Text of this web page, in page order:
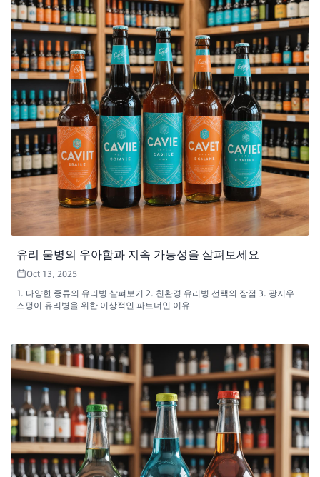
유리 물병의 우아함과 지속 가능성을 살펴보세요
Oct 13, 2025
1. 다양한 종류의 유리병 살펴보기 2. 친환경 유리병 선택의 장점 3. 광저우
스펑이 유리병을 위한 이상적인 파트너인 이유